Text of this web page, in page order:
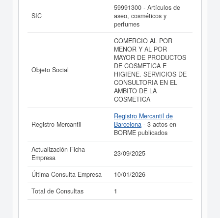
La última actualización del informe de empresa se ha
realizado el 23/09/2025.
SIC
59991300 - Artículos de
aseo, cosméticos y
perfumes
Objeto Social
COMERCIO AL POR
MENOR Y AL POR
MAYOR DE PRODUCTOS
DE COSMETICA E
HIGIENE. SERVICIOS DE
CONSULTORIA EN EL
AMBITO DE LA
COSMETICA
Registro Mercantil
Registro Mercantil de
Barcelona - 3 actos en
BORME publicados
Actualización Ficha
Empresa
23/09/2025
Última Consulta Empresa
10/01/2026
Total de Consultas
1